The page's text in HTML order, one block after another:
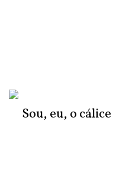
Sou, eu, o cálice